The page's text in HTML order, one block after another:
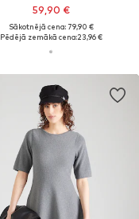
59,90 €
Sākotnējā cena: 79,90 €
Pēdējā zemākā cena:23,96 €